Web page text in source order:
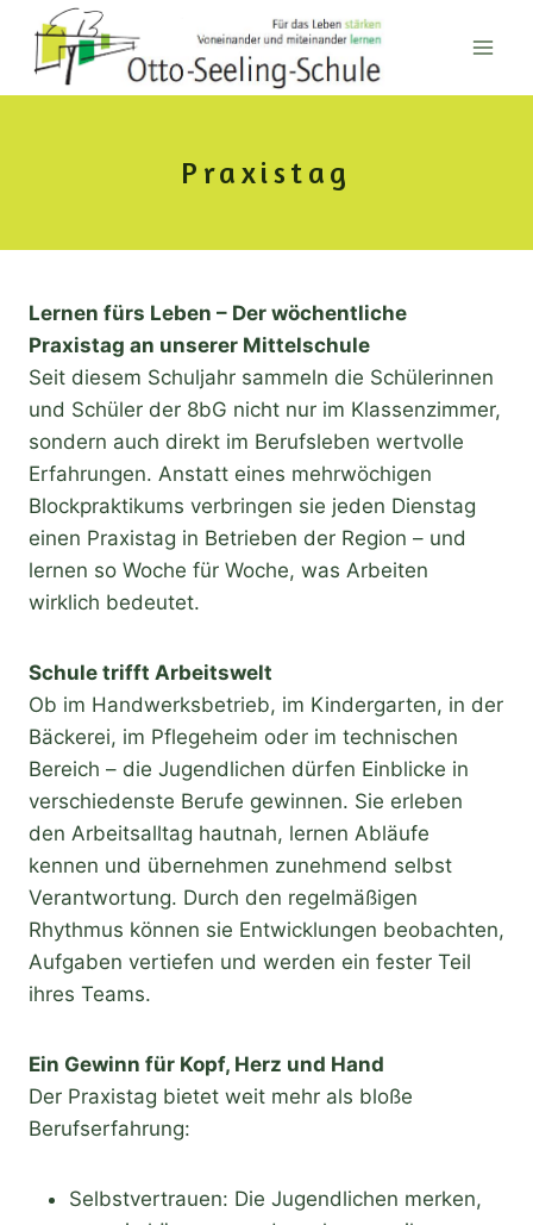
Inhalt
springen
Praxistag
Lernen fürs Leben – Der wöchentliche
Praxistag an unserer Mittelschule
Seit diesem Schuljahr sammeln die Schülerinnen
und Schüler der 8bG nicht nur im Klassenzimmer,
sondern auch direkt im Berufsleben wertvolle
Erfahrungen. Anstatt eines mehrwöchigen
Blockpraktikums verbringen sie jeden Dienstag
einen Praxistag in Betrieben der Region – und
lernen so Woche für Woche, was Arbeiten
wirklich bedeutet.
Schule trifft Arbeitswelt
Ob im Handwerksbetrieb, im Kindergarten, in der
Bäckerei, im Pflegeheim oder im technischen
Bereich – die Jugendlichen dürfen Einblicke in
verschiedenste Berufe gewinnen. Sie erleben
den Arbeitsalltag hautnah, lernen Abläufe
kennen und übernehmen zunehmend selbst
Verantwortung. Durch den regelmäßigen
Rhythmus können sie Entwicklungen beobachten,
Aufgaben vertiefen und werden ein fester Teil
ihres Teams.
Ein Gewinn für Kopf, Herz und Hand
Der Praxistag bietet weit mehr als bloße
Berufserfahrung:
Selbstvertrauen: Die Jugendlichen merken,